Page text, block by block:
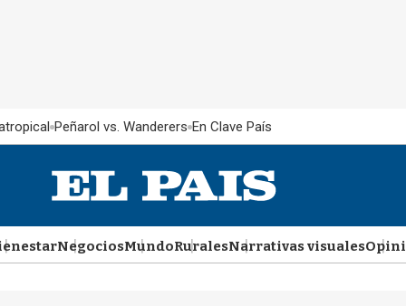
Peñarol vs. Wanderers En Clave País
NegociosMundoRuralesNarrativas visuales